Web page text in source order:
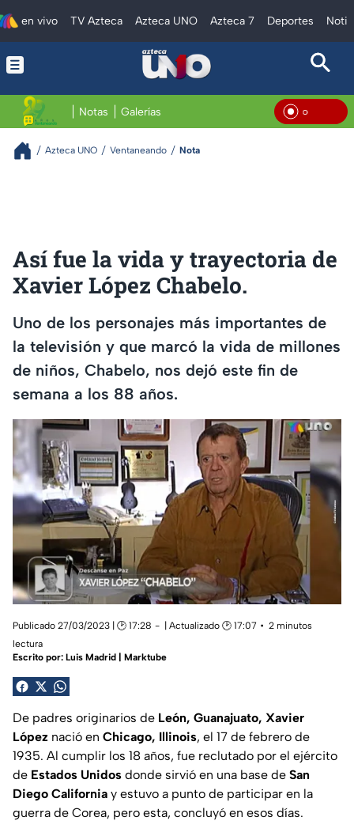
en vivo TV Azteca Azteca UNO Azteca 7 Deportes
Notas Galerías En
Azteca UNO Ventaneando Nota
Así fue la vida y trayectoria de
Xavier López Chabelo.
Uno de los personajes más importantes de
la televisión y que marcó la vida de millones
de niños, Chabelo, nos dejó este fin de
semana a los 88 años.
Publicado 27/03/2023 | 🕑 17:28 | Actualizado 🕑 17:07
2 minutos
lectura
Escrito por: Luis Madrid | Marktube
De padres originarios de León, Guanajuato, Xavier
López nació en Chicago, Illinois, el 17 de febrero de
1935. Al cumplir los 18 años, fue reclutado por el ejército
de Estados Unidos donde sirvió en una base de San
Diego California y estuvo a punto de participar en la
guerra de Corea, pero esta, concluyó en esos días.